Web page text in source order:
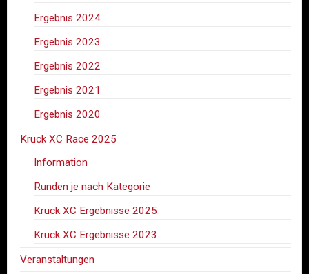
Ergebnis 2024
Ergebnis 2023
Ergebnis 2022
Ergebnis 2021
Ergebnis 2020
Kruck XC Race 2025
Information
Runden je nach Kategorie
Kruck XC Ergebnisse 2025
Kruck XC Ergebnisse 2023
Veranstaltungen